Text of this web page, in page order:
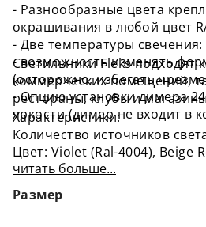
- Разнообразные цвета
окрашивания в любой цвет
- Две температуры свечения:
- возможность изменять
(осторожно, избегать
- Опцию установки димера
яркости (димер не входит в
Светильники Fleks подходят
коммерческих помещений,
рестораны, клубы и
Характеристики:
Количество источников
Цвет: Violet (Ral-4004), Beige
(Ral-5003), Green (Ral-6003),
Yellow (Ral-1024)
Материал: металл, силикон
читать больше...
Размер